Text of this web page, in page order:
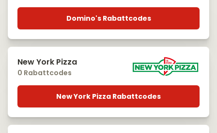
Domino's Rabattcodes
New York Pizza
0 Rabattcodes
New York Pizza Rabattcodes